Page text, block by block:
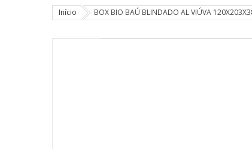
Início BOX BIO BAÚ BLINDADO AL VIÚVA